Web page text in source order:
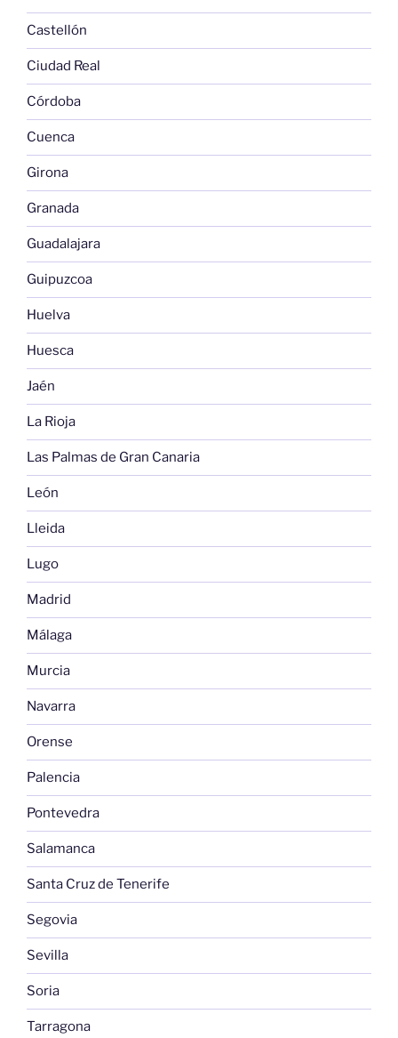
Castellón
Ciudad Real
Córdoba
Cuenca
Girona
Granada
Guadalajara
Guipuzcoa
Huelva
Huesca
Jaén
La Rioja
Las Palmas de Gran Canaria
León
Lleida
Lugo
Madrid
Málaga
Murcia
Navarra
Orense
Palencia
Pontevedra
Salamanca
Santa Cruz de Tenerife
Segovia
Sevilla
Soria
Tarragona